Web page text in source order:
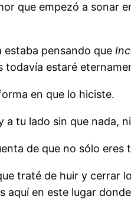
que empezó a
estaba pensando que
estaré
en que lo hiciste.
tu lado sin que nada,
de que no sólo eres
traté de huir y
aquí en este lugar